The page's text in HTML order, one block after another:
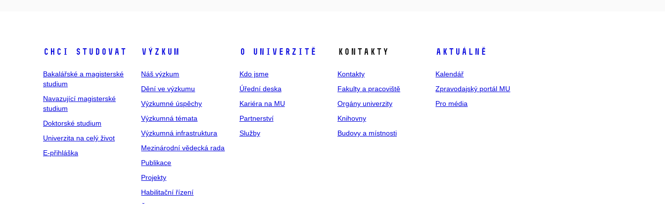
Chci studovat
Bakalářské a magisterské
studium
Navazující magisterské
studium
Doktorské studium
Univerzita na celý život
E-přihláška
Výzkum
Náš výzkum
Dění ve výzkumu
Výzkumné úspěchy
Výzkumná témata
Výzkumná infrastruktura
Mezinárodní vědecká rada
Publikace
Projekty
Habilitační řízení
O univerzitě
Kdo jsme
Úřední deska
Kariéra na MU
Partnerství
Služby
Kontakty
Kontakty
Fakulty a pracoviště
Orgány univerzity
Knihovny
Budovy a místnosti
Aktuálně
Kalendář
Zpravodajský portál MU
Pro média